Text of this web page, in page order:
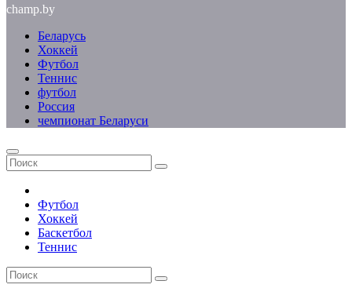
champ.by
Беларусь
Хоккей
Футбол
Теннис
футбол
Россия
чемпионат Беларуси
Футбол
Хоккей
Баскетбол
Теннис